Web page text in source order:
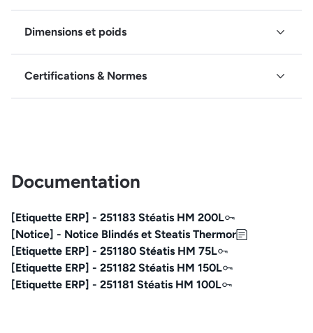
Dimensions et poids
Certifications & Normes
Documentation
[Etiquette ERP] - 251183 Stéatis HM 200L
[Notice] - Notice Blindés et Steatis Thermor
[Etiquette ERP] - 251180 Stéatis HM 75L
[Etiquette ERP] - 251182 Stéatis HM 150L
[Etiquette ERP] - 251181 Stéatis HM 100L